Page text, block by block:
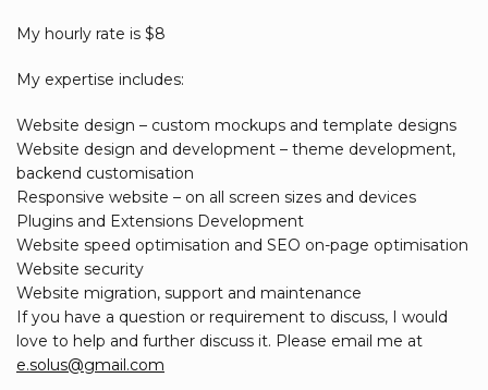
My hourly rate is $8
My expertise includes:
Website design – custom mockups and template designs
Website design and development – theme development,
backend customisation
Responsive website – on all screen sizes and devices
Plugins and Extensions Development
Website speed optimisation and SEO on-page optimisation
Website security
Website migration, support and maintenance
If you have a question or requirement to discuss, I would
love to help and further discuss it. Please email me at
e.solus@gmail.com